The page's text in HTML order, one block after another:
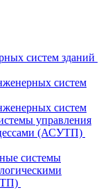
систем зданий
систем
систем
управления
(АСУТП)
системы